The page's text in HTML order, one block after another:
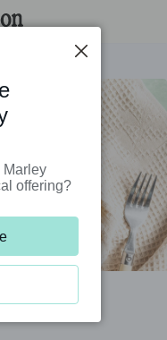
Art
Marley
offering?